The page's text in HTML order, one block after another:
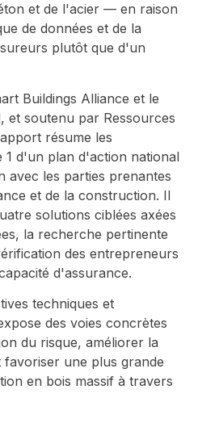
et de l'acier — en raison
de données et de la
plutôt que d'un
Buildings Alliance et le
et soutenu par Ressources
résume les
1 d'un plan d'action national
avec les parties prenantes
et de la construction. Il
solutions ciblées axées
la recherche pertinente
des entrepreneurs
d'assurance.
techniques et
des voies concrètes
du risque, améliorer la
une plus grande
en bois massif à travers